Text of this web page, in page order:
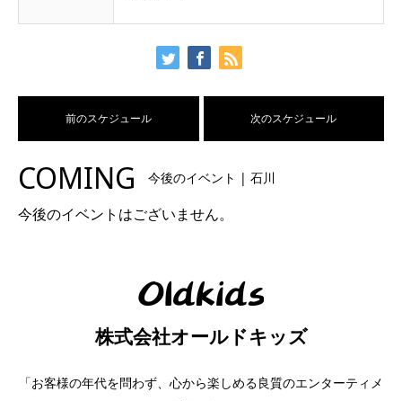
前のスケジュール 次のスケジュール
COMING 今後のイベント | 石川
今後のイベントはございません。
株式会社オールドキッズ
「お客様の年代を問わず、心から楽しめる良質のエンターティメ